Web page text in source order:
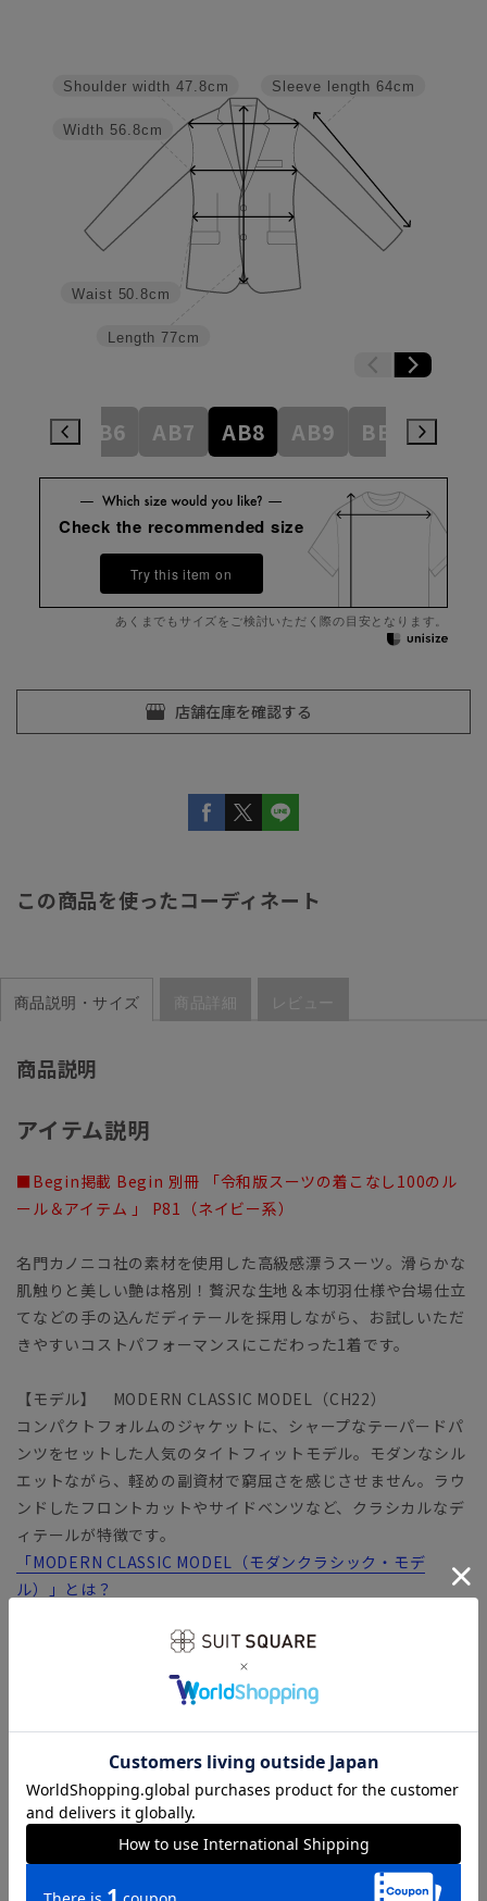
Sleeve length 64cm
Length 77cm
Waist 50.8cm
Width 56.8cm
Shoulder width 47.8cm
AB6 AB7 AB8 AB9 BE3
Check the recommended size
Try this item on
あくまでもサイズをご検討いただく際の目安となります。
この商品を使ったコーディネート
商品説明・サイズ 商品詳細 レビュー
商品説明
アイテム説明
■Begin掲載 Begin 別冊 「令和版スーツの着こなし100のル
ール＆アイテム 」 P81（ネイビー系）
名門カノニコ社の素材を使用した高級感漂うスーツ。滑らかな
肌触りと美しい艶は格別！贅沢な生地＆本切羽仕様や台場仕立
てなどの手の込んだディテールを採用しながら、お試しいただ
きやすいコストパフォーマンスにこだわった1着です。
【モデル】 MODERN CLASSIC MODEL（CH22）
コンパクトフォルムのジャケットに、シャープなテーパードパ
ンツをセットした人気のタイトフィットモデル。モダンなシル
エットながら、軽めの副資材で窮屈さを感じさせません。ラウ
ンドしたフロントカットやサイドベンツなど、クラシカルなデ
ィテールが特徴です。
「MODERN CLASSIC MODEL（モダンクラシック・モデ
ル）」とは？
【生地ブランド】 VITALE BARBERIS CANONICO（ヴィタ
ーレ・バルべリス・カノニコ）
1936年イタリア・ビエラ地区にて創業の、イタリアを代表する
により、高品質で優れたコストパフォーマンスを実現していま
す。
ロングシーズン着用できる、CANONICO社定番のクリアツイル
素材「PRUNELLE（プリュネル）」。毛羽立ちはほとんどな
く、上質なSUPER110'sウールならではの美しいドレープ性を
味わえます。